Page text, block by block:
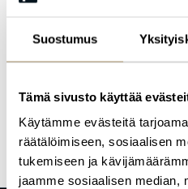
Suostumus
Tämä sivusto käyttää
Käytämme evästeitä
räätälöimiseen, sosiaalisen
tukemiseen ja
jaamme sosiaalisen median,
Principal Operations
Shantanu Joshi is an IT Service
Combining data-driven insights
everyday IT challenges into